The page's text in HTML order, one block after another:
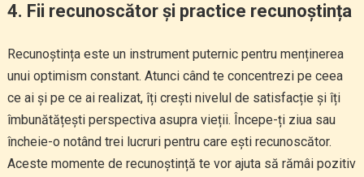
4. Fii recunoscător și practice recunoștința
Recunoștința este un instrument puternic pentru menținerea
unui optimism constant. Atunci când te concentrezi pe ceea
ce ai și pe ce ai realizat, îți crești nivelul de satisfacție și îți
îmbunătățești perspectiva asupra vieții. Începe-ți ziua sau
încheie-o notând trei lucruri pentru care ești recunoscător.
Aceste momente de recunoștință te vor ajuta să rămâi pozitiv